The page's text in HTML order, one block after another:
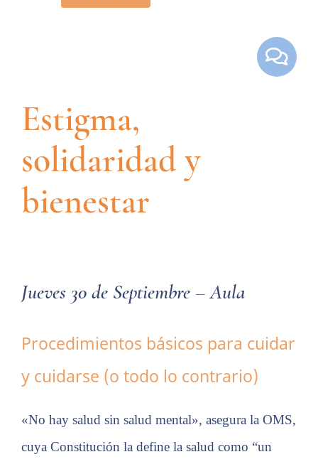
Estigma,
solidaridad y
bienestar
Jueves 30 de Septiembre – Aula
Procedimientos básicos para cuidar
y cuidarse (o todo lo contrario)
«No hay salud sin salud mental», asegura la OMS,
cuya Constitución la define la salud como “un